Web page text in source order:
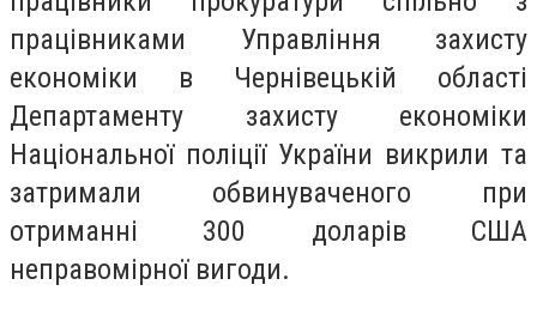
працівниками Управління захисту
економіки в Чернівецькій області
Департаменту захисту економіки
Національної поліції України викрили та
затримали обвинуваченого при
отриманні 300 доларів США
неправомірної вигоди.